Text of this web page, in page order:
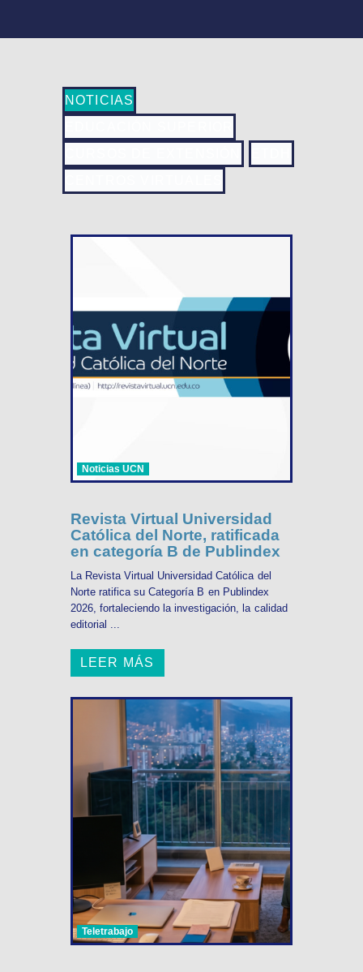
NOTICIAS
Noticias UCN
Revista Virtual Universidad
Católica del Norte, ratificada
en categoría B de Publindex
La Revista Virtual Universidad Católica del
Norte ratifica su Categoría B en Publindex
2026, fortaleciendo la investigación, la calidad
editorial ...
LEER MÁS
Teletrabajo